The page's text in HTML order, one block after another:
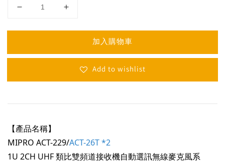
加入購物車
Add to wishlist
【產品名稱】
MIPRO ACT-229/ACT-26T *2
1U 2CH UHF 類比雙頻道接收機自動選訊無線麥克風系